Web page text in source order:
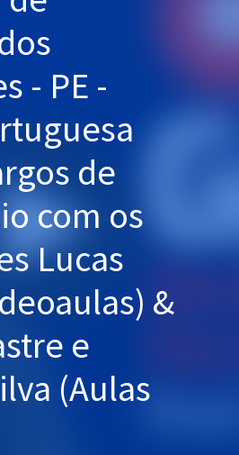
- PE -
de
com os
Lucas
&
e
(Aulas